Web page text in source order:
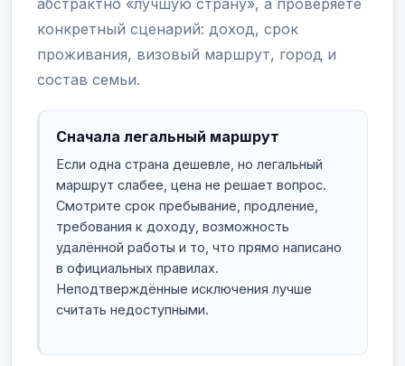
абстрактно «лучшую страну», а проверяете
конкретный сценарий: доход, срок
проживания, визовый маршрут, город и
состав семьи.
Сначала легальный маршрут
Если одна страна дешевле, но легальный
маршрут слабее, цена не решает вопрос.
Смотрите срок пребывание, продление,
требования к доходу, возможность
удалённой работы и то, что прямо написано
в официальных правилах.
Неподтверждённые исключения лучше
считать недоступными.